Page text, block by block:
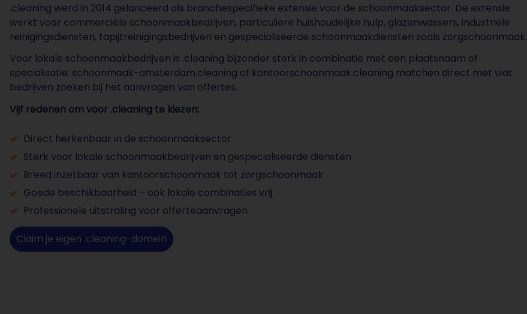
.cleaning werd in 2014 gelanceerd als branchespecifieke extensie voor de schoonmaaksector. De extensie
werkt voor commerciële schoonmaakbedrijven, particuliere huishoudelijke hulp, glazenwassers, industriële
reinigingsdiensten, tapijtreinigingsbedrijven en gespecialiseerde schoonmaakdiensten zoals zorgschoonmaak.
Voor lokale schoonmaakbedrijven is .cleaning bijzonder sterk in combinatie met een plaatsnaam of
specialisatie: schoonmaak-amsterdam.cleaning of kantoorschoonmaak.cleaning matchen direct met wat
bedrijven zoeken bij het aanvragen van offertes.
Vijf redenen om voor .cleaning te kiezen:
Direct herkenbaar in de schoonmaaksector
Sterk voor lokale schoonmaakbedrijven en gespecialiseerde diensten
Breed inzetbaar van kantoorschoonmaak tot zorgschoonmaak
Goede beschikbaarheid – ook lokale combinaties vrij
Professionele uitstraling voor offerteaanvragen
Claim je eigen .cleaning-domein